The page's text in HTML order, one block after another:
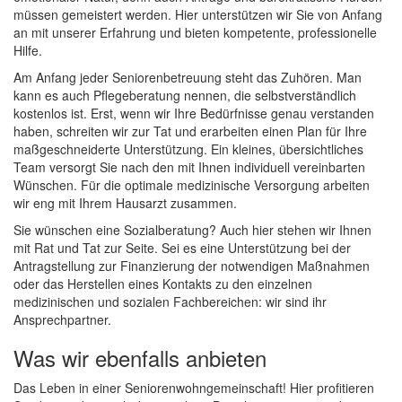
müssen gemeistert werden. Hier unterstützen wir Sie von Anfang
an mit unserer Erfahrung und bieten kompetente, professionelle
Hilfe.
Am Anfang jeder Seniorenbetreuung steht das Zuhören. Man
kann es auch Pflegeberatung nennen, die selbstverständlich
kostenlos ist. Erst, wenn wir Ihre Bedürfnisse genau verstanden
haben, schreiten wir zur Tat und erarbeiten einen Plan für Ihre
maßgeschneiderte Unterstützung. Ein kleines, übersichtliches
Team versorgt Sie nach den mit Ihnen individuell vereinbarten
Wünschen. Für die optimale medizinische Versorgung arbeiten
wir eng mit Ihrem Hausarzt zusammen.
Sie wünschen eine Sozialberatung? Auch hier stehen wir Ihnen
mit Rat und Tat zur Seite. Sei es eine Unterstützung bei der
Antragstellung zur Finanzierung der notwendigen Maßnahmen
oder das Herstellen eines Kontakts zu den einzelnen
medizinischen und sozialen Fachbereichen: wir sind ihr
Ansprechpartner.
Was wir ebenfalls anbieten
Das Leben in einer Seniorenwohngemeinschaft! Hier profitieren